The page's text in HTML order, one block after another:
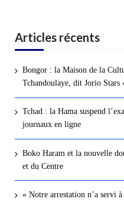
Articles récents
Bongor : la Maison de la
Tchandoulaye, dit Jorio Stars
Tchad : la Hama suspend
journaux en ligne
Boko Haram et la nouvelle
et du Centre
« Notre arrestation n’a servi